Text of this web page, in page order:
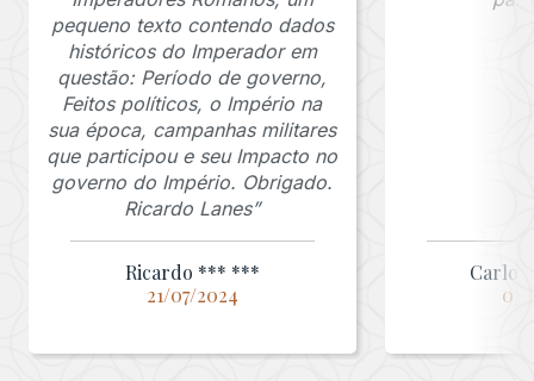
pequeno texto contendo dados
históricos do Imperador em
questão: Período de governo,
Feitos políticos, o Império na
sua época, campanhas militares
que participou e seu Impacto no
governo do Império. Obrigado.
Ricardo Lanes”
Ricardo *** ***
21/07/2024
03/